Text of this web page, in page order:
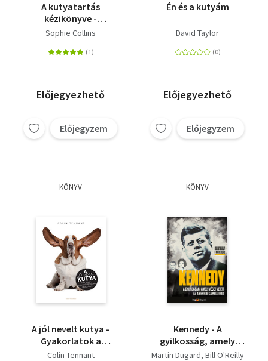
A kutyatartás
kézikönyve -
Kutyabarát kalauz
gondozásához,
Sophie Collins
Előjegyezhető
Előjegyzem
Én és a kutyám
David Taylor
Előjegyezhető
Előjegyzem
KÖNYV
A jól nevelt kutya -
Gyakorlatok a
viselkedési problémák
Colin Tennant
KÖNYV
Kennedy - A
gyilkosság, amely
véget vetett az
Martin Dugard Bill O'Reilly